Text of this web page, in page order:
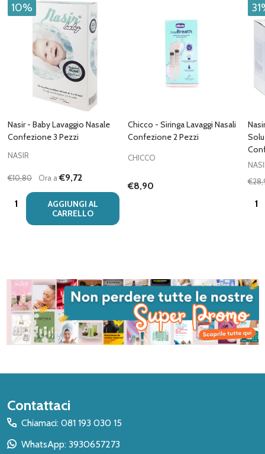
10%
Nasir - Baby Lavaggio Nasale
Confezione 3 Pezzi
NASIR
€10,80 Ora a€9,72
Quantità:
AGGIUNGI AL
CARRELLO
Chicco - Siringa Lavaggi Nasali
Confezione 2 Pezzi
CHICCO
€8,90
Inizio
del
piè
Contattaci
Chiamaci: 081 193 030 15
WhatsApp: 3930657273